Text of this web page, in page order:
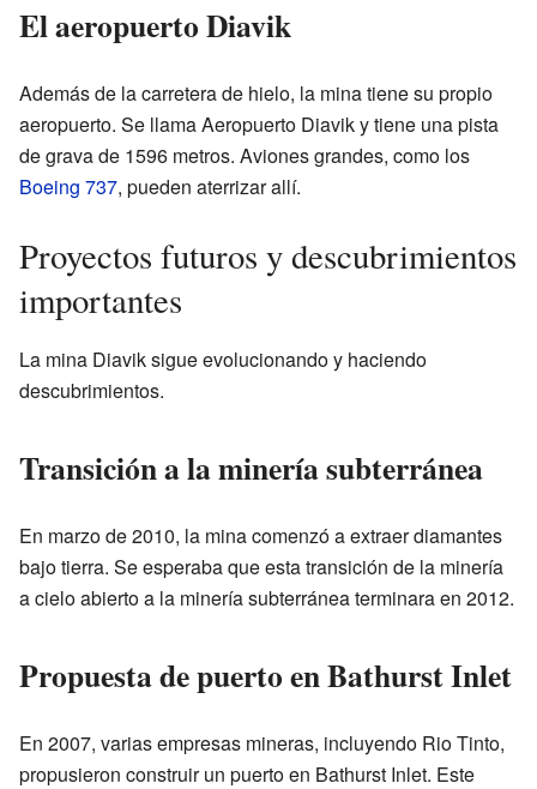
El aeropuerto Diavik
Además de la carretera de hielo, la mina tiene su propio
aeropuerto. Se llama Aeropuerto Diavik y tiene una pista
de grava de 1596 metros. Aviones grandes, como los
Boeing 737, pueden aterrizar allí.
Proyectos futuros y descubrimientos
importantes
La mina Diavik sigue evolucionando y haciendo
descubrimientos.
Transición a la minería subterránea
En marzo de 2010, la mina comenzó a extraer diamantes
bajo tierra. Se esperaba que esta transición de la minería
a cielo abierto a la minería subterránea terminara en 2012.
Propuesta de puerto en Bathurst Inlet
En 2007, varias empresas mineras, incluyendo Rio Tinto,
propusieron construir un puerto en Bathurst Inlet. Este